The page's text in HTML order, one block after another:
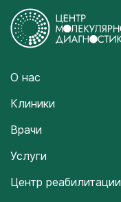
О нас
Клиники
Врачи
Услуги
Центр реабилитации